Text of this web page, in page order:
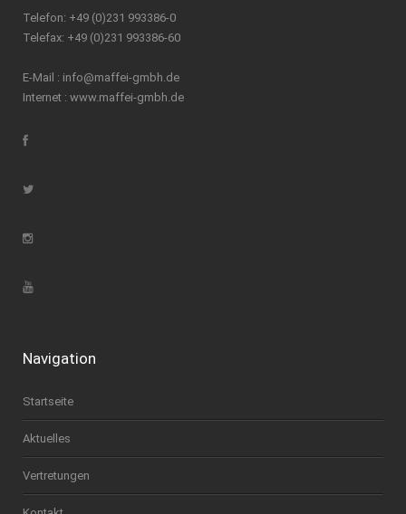
Telefon: +49 (0)231 993386-0
Telefax: +49 (0)231 993386-60
E-Mail : info@maffei-gmbh.de
Internet : www.maffei-gmbh.de
Navigation
Startseite
Aktuelles
Vertretungen